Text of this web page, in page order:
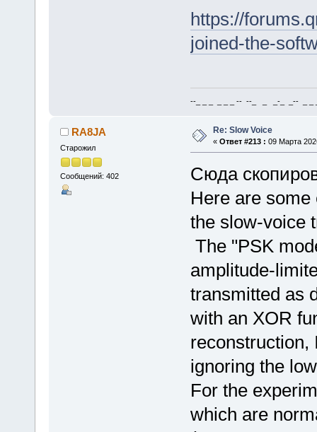
https://
joined-the-
--_ _ _ _ _ _ -- --_ _ _-_ _-- _ _
RA8JA
Старожил
Сообщений: 402
Re: Slow Voice
« Ответ #213 : 09 Марта
Сюда
Here are
the slow-voice
The "PSK
amplitude-
transmitted as
with an XOR
reconstruction,
ignoring the
For the
which are